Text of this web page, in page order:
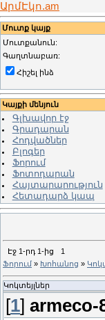
ԱրմԷկո.am
Մուտք կայք
Մուտքանուն:
Գաղտնաբառ:
Հիշել ինձ
Կայքի մենյուն
Գլխավոր էջ
Գրադարան
Հոդվածներ
Բլոգեր
Ֆորում
Ֆոտոդարան
Հայտարարություն
Հետադարձ կապ
Էջ 1-րդ 1-ից
1
Ֆորում » Խոհանոց »
Կոկտեյլներ
[1] armeco-